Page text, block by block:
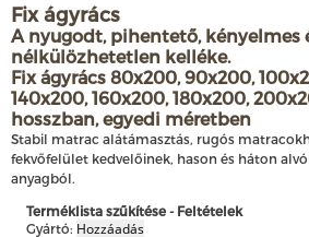
Fix ágyrács
A nyugodt, pihentető, kényelmes
nélkülözhetetlen kelléke.
Fix ágyrács 80x200, 90x200,
140x200, 160x200, 180x200,
hosszban, egyedi méretben
Stabil matrac alátámasztás, rugós
fekvőfelület kedvelőinek, hason és háton
anyagból.
Terméklista szűkítése - Feltételek
Gyártó: